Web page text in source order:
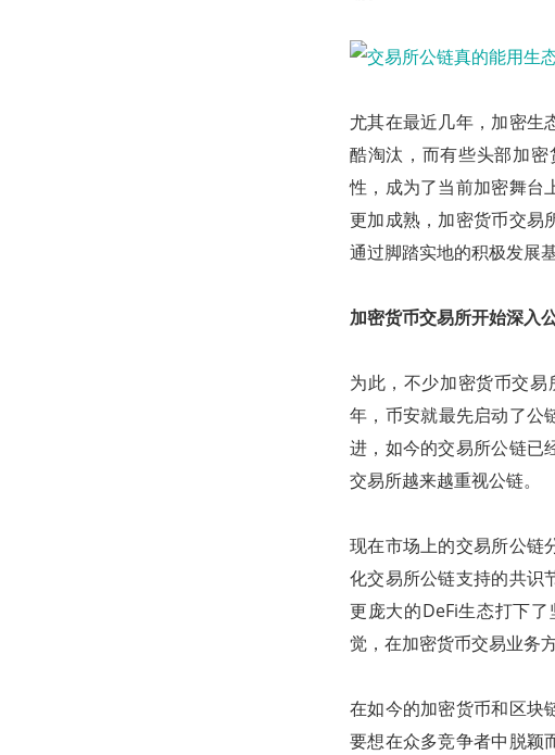
尤其在最近几年，加密生
酷淘汰，而有些头部加
性，成为了当前加密舞台
更加成熟，加密货币交易
通过脚踏实地的积极发展
加密货币交易所开始深入
为此，不少加密货币交
年，币安就最先启动了公
进，如今的交易所公链已
交易所越来越重视公链。
现在市场上的交易所公链
化交易所公链支持的共识
更庞大的DeFi生态打下
觉，在加密货币交易业务
在如今的加密货币和区块
要想在众多竞争者中脱颖